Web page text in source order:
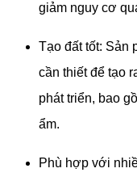
giảm nguy cơ
Tạo đất tốt: Sản
cần thiết để tạo
phát triển, bao
ẩm.
Phù hợp với